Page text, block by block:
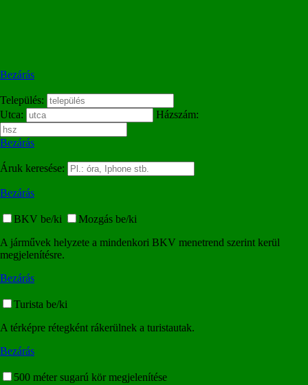
Bezárás
Település:
Utca:
Házszám:
Bezárás
Áruk keresése:
Bezárás
BKV be/ki
Mozgás be/ki
A járművek helyzete a mindenkori BKV menetrend szerint kerül
megjelenítésre.
Bezárás
Turista be/ki
A térképre rétegként rákerülnek a turistautak.
Bezárás
500 méter sugarú kör megjelenítése